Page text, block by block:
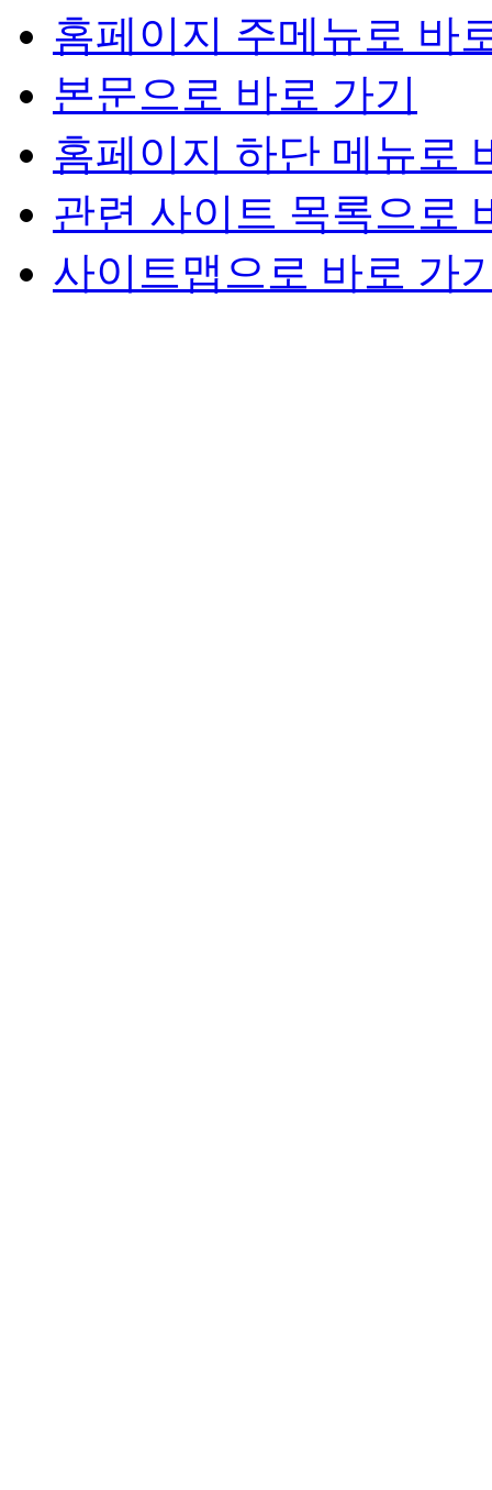
홈페이지 주메뉴로 바
본문으로 바로 가기
홈페이지 하단 메뉴로
관련 사이트 목록으로
사이트맵으로 바로 가